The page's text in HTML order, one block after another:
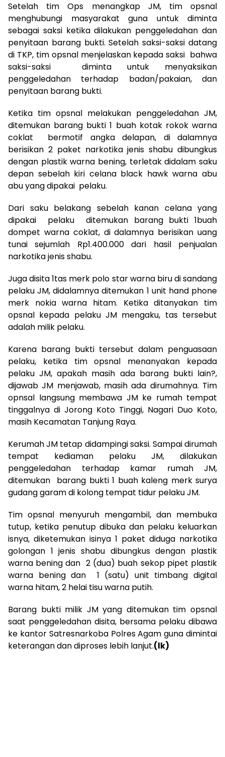
Setelah tim Ops menangkap JM, tim opsnal
menghubungi masyarakat guna untuk diminta
sebagai saksi ketika dilakukan penggeledahan dan
penyitaan barang bukti. Setelah saksi-saksi datang
di TKP, tim opsnal menjelaskan kepada saksi bahwa
saksi-saksi diminta untuk menyaksikan
penggeledahan terhadap badan/pakaian, dan
penyitaan barang bukti.
Ketika tim opsnal melakukan penggeledahan JM,
ditemukan barang bukti 1 buah kotak rokok warna
coklat bermotif angka delapan, di dalamnya
berisikan 2 paket narkotika jenis shabu dibungkus
dengan plastik warna bening, terletak didalam saku
depan sebelah kiri celana black hawk warna abu
abu yang dipakai pelaku.
Dari saku belakang sebelah kanan celana yang
dipakai pelaku ditemukan barang bukti 1buah
dompet warna coklat, di dalamnya berisikan uang
tunai sejumlah Rp1.400.000 dari hasil penjualan
narkotika jenis shabu.
Juga disita 1tas merk polo star warna biru di sandang
pelaku JM, didalamnya ditemukan 1 unit hand phone
merk nokia warna hitam. Ketika ditanyakan tim
opsnal kepada pelaku JM mengaku, tas tersebut
adalah milik pelaku.
Karena barang bukti tersebut dalam penguasaan
pelaku, ketika tim opsnal menanyakan kepada
pelaku JM, apakah masih ada barang bukti lain?,
dijawab JM menjawab, masih ada dirumahnya. Tim
opnsal langsung membawa JM ke rumah tempat
tinggalnya di Jorong Koto Tinggi, Nagari Duo Koto,
masih Kecamatan Tanjung Raya.
Kerumah JM tetap didampingi saksi. Sampai dirumah
tempat kediaman pelaku JM, dilakukan
penggeledahan terhadap kamar rumah JM,
ditemukan barang bukti 1 buah kaleng merk surya
gudang garam di kolong tempat tidur pelaku JM.
Tim opsnal menyuruh mengambil, dan membuka
tutup, ketika penutup dibuka dan pelaku keluarkan
isnya, diketemukan isinya 1 paket diduga narkotika
golongan 1 jenis shabu dibungkus dengan plastik
warna bening dan 2 (dua) buah sekop pipet plastik
warna bening dan 1 (satu) unit timbang digital
warna hitam, 2 helai tisu warna putih.
Barang bukti milik JM yang ditemukan tim opsnal
saat penggeledahan disita, bersama pelaku dibawa
ke kantor Satresnarkoba Polres Agam guna dimintai
keterangan dan diproses lebih lanjut.(lk)